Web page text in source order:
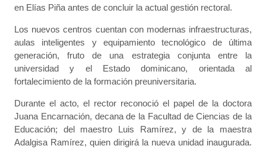
en Elías Piña antes de concluir la actual gestión rectoral.
Los nuevos centros cuentan con modernas infraestructuras,
aulas inteligentes y equipamiento tecnológico de última
generación, fruto de una estrategia conjunta entre la
universidad y el Estado dominicano, orientada al
fortalecimiento de la formación preuniversitaria.
Durante el acto, el rector reconoció el papel de la doctora
Juana Encarnación, decana de la Facultad de Ciencias de la
Educación; del maestro Luis Ramírez, y de la maestra
Adalgisa Ramírez, quien dirigirá la nueva unidad inaugurada.